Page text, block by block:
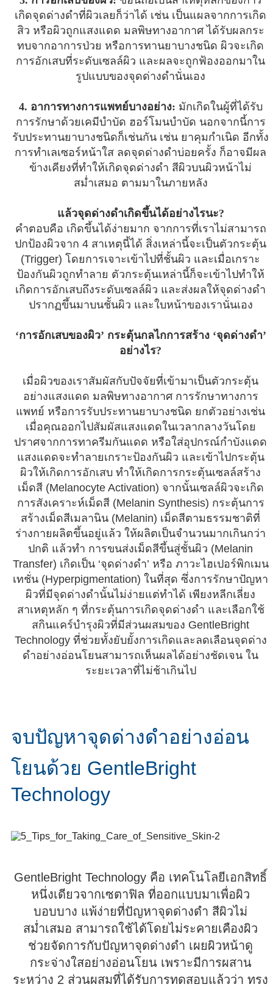
เกิดจุดด่างดำที่ผิวเลยก็ว่าได้ เช่น เป็นแผลจากการเกิด
สิว หรือผิวถูกแสงแดด มลพิษทางอากาศ ได้รับผลกระ
ทบจากอาการป่วย หรือการทานยาบางชนิด ผิวจะเกิด
การอักเสบที่ระดับเซลล์ผิว และผลจะถูกฟ้องออกมาใน
รูปแบบของจุดด่างดำนั่นเอง
4. อาการทางการแพทย์บางอย่าง: มักเกิดในผู้ที่ได้รับ
การรักษาด้วยเคมีบำบัด ฮอร์โมนบำบัด นอกจากนี้การ
รับประทานยาบางชนิดก็เช่นกัน เช่น ยาคุมกำเนิด อีกทั้ง
การทำเลเซอร์หน้าใส ลดจุดด่างดำบ่อยครั้ง ก็อาจมีผล
ข้างเคียงที่ทำให้เกิดจุดด่างดำ สีผิวบนผิวหน้าไม่
สม่ำเสมอ ตามมาในภายหลัง
แล้วจุดด่างดำเกิดขึ้นได้อย่างไรนะ?
คำตอบคือ เกิดขึ้นได้ง่ายมาก จากการที่เราไม่สามารถ
ปกป้องผิวจาก 4 สาเหตุนี้ได้ สิ่งเหล่านี้จะเป็นตัวกระตุ้น
(Trigger) โดยการเจาะเข้าไปที่ชั้นผิว และเมื่อเกราะ
ป้องกันผิวถูกทำลาย ตัวกระตุ้นเหล่านี้ก็จะเข้าไปทำให้
เกิดการอักเสบถึงระดับเซลล์ผิว และส่งผลให้จุดด่างดำ
ปรากฏขึ้นมาบนชั้นผิว และใบหน้าของเรานั่นเอง
‘การอักเสบของผิว’ กระตุ้นกลไกการสร้าง ‘จุดด่างดำ’
อย่างไร?
เมื่อผิวของเราสัมผัสกับปัจจัยที่เข้ามาเป็นตัวกระตุ้น
อย่างแสงแดด มลพิษทางอากาศ การรักษาทางการ
แพทย์ หรือการรับประทานยาบางชนิด ยกตัวอย่างเช่น
เมื่อคุณออกไปสัมผัสแสงแดดในเวลากลางวันโดย
ปราศจากการทาครีมกันแดด หรือใส่อุปกรณ์กำบังแดด
แสงแดดจะทำลายเกราะป้องกันผิว และเข้าไปกระตุ้น
ผิวให้เกิดการอักเสบ ทำให้เกิดการกระตุ้นเซลล์สร้าง
เม็ดสี (Melanocyte Activation) จากนั้นเซลล์ผิวจะเกิด
การสังเคราะห์เม็ดสี (Melanin Synthesis) กระตุ้นการ
สร้างเม็ดสีเมลานิน (Melanin) เม็ดสีตามธรรมชาติที่
ร่างกายผลิตขึ้นอยู่แล้ว ให้ผลิตเป็นจำนวนมากเกินกว่า
ปกติ แล้วทำ การขนส่งเม็ดสีขึ้นสู่ชั้นผิว (Melanin
Transfer) เกิดเป็น ‘จุดด่างดำ’ หรือ ภาวะไฮเปอร์พิกเมน
เทชั่น (Hyperpigmentation) ในที่สุด ซึ่งการรักษาปัญหา
ผิวที่มีจุดด่างดำนั้นไม่ง่ายแต่ทำได้ เพียงหลีกเลี่ยง
สาเหตุหลัก ๆ ที่กระตุ้นการเกิดจุดด่างดำ และเลือกใช้
สกินแคร์บำรุงผิวที่มีส่วนผสมของ GentleBright
Technology ที่ช่วยทั้งยับยั้งการเกิดและลดเลือนจุดด่าง
ดำอย่างอ่อนโยนสามารถเห็นผลได้อย่างชัดเจน ใน
ระยะเวลาที่ไม่ช้าเกินไป
จบปัญหาจุดด่างดำอย่างอ่อน
โยนด้วย GentleBright
Technology
GentleBright Technology คือ เทคโนโลยีเอกสิทธิ์
หนึ่งเดียวจากเซตาฟิล ที่ออกแบบมาเพื่อผิว
บอบบาง แพ้ง่ายที่ปัญหาจุดด่างดำ สีผิวไม่
สม่ำเสมอ สามารถใช้ได้โดยไม่ระคายเคืองผิว
ช่วยจัดการกับปัญหาจุดด่างดำ เผยผิวหน้าดู
กระจ่างใสอย่างอ่อนโยน เพราะมีการผสาน
ระหว่าง 2 ส่วนผสมที่ได้รับการทดสอบแล้วว่า ทรง